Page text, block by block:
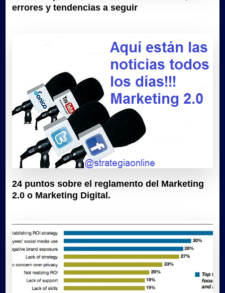
errores y tendencias a seguir
24 puntos sobre el reglamento del Marketing
2.0 o Marketing Digital.